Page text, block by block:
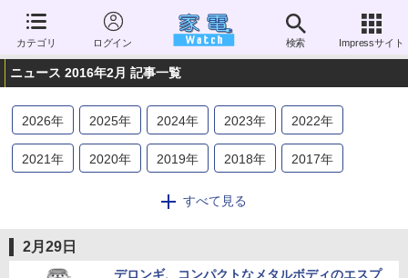
カテゴリ ログイン 検索 Impressサイト
ニュース 2016年2月 記事一覧
2026年 2025年 2024年 2023年 2022年
2021年 2020年 2019年 2018年 2017年
2014年 2013
2006年
すべて見る
2月29日
デロンギ、コンパクトなメタルボディのエスプ